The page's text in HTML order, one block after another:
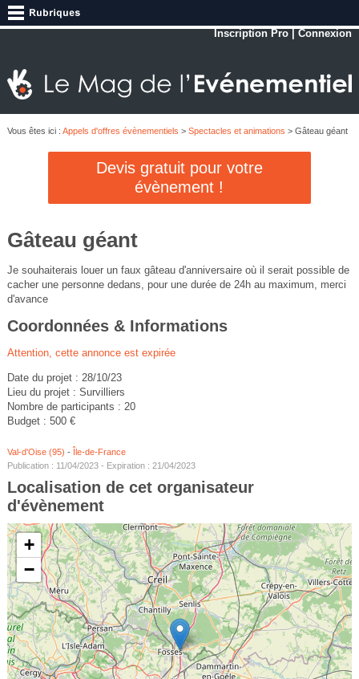
Inscription Pro |Connexion
Vous êtes ici : Appels d'offres évènementiels > Spectacles et animations > Gâteau géant
Devis gratuit pour votre
évènement !
Gâteau géant
Je souhaiterais louer un faux gâteau d'anniversaire où il serait possible de
cacher une personne dedans, pour une durée de 24h au maximum, merci
d'avance
Coordonnées & Informations
Attention, cette annonce est expirée
Date du projet : 28/10/23
Lieu du projet : Survilliers
Nombre de participants : 20
Budget : 500 €
Val-d'Oise (95) - Île-de-France
Publication : 11/04/2023 - Expiration : 21/04/2023
Localisation de cet organisateur
d'évènement
+
−